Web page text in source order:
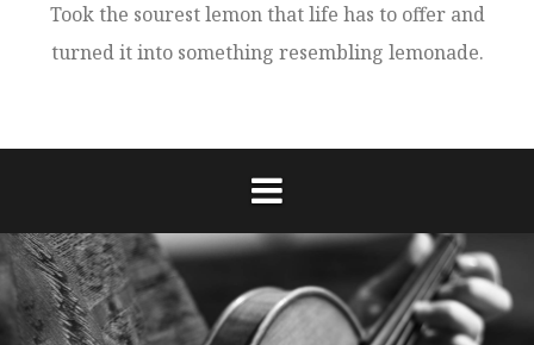
Took the sourest lemon that life has to offer and
turned it into something resembling lemonade.